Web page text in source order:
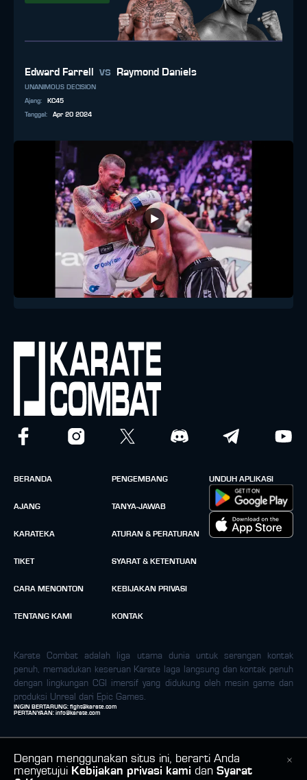
Edward Farrell vs Raymond Daniels
UNANIMOUS DECISION
Ajang:
KC45
Tanggal : Apr 20 2024
Dengan menggunakan situs ini, berarti Anda
menyetujui Kebijakan privasi kami dan Syarat
BERANDA
AJANG
KARATEKA
TIKET
CARA MENONTON
TENTANG KAMI
PENGEMBANG
TANYA-JAWAB
ATURAN & PERATURAN
SYARAT & KETENTUAN
KEBIJAKAN PRIVASI
KONTAK
UNDUH APLIKASI
Karate Combat adalah liga utama dunia untuk serangan kontak
penuh, memadukan keseruan Karate laga langsung dan kontak penuh
dengan lingkungan CGI imersif yang didukung oleh mesin game dan
produksi Unreal dari Epic Games.
INGIN BERTARUNG: fight@karate.com
PERTANYAAN: info@karate.com